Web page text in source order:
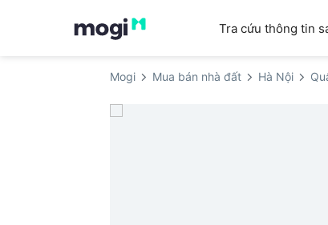
Tra cứu thông tin
Mogi Mua bán nhà đất Hà Nội